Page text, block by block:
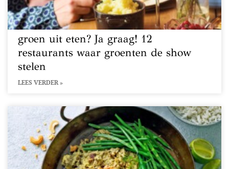
groen uit eten? Ja graag! 12
restaurants waar groenten de show
stelen
LEES VERDER »